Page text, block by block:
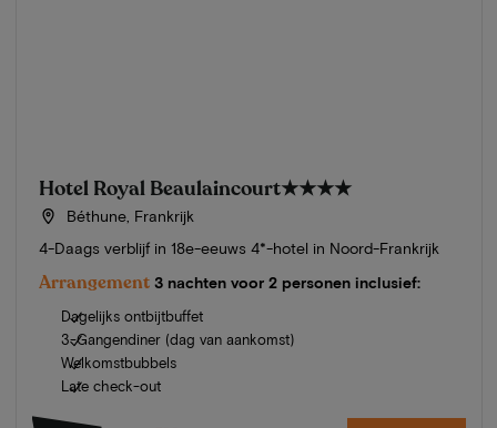
Hotel Royal Beaulaincourt★★★★
Béthune, Frankrijk
4-Daags verblijf in 18e-eeuws 4*-hotel in Noord-Frankrijk
Arrangement 3 nachten voor 2 personen inclusief:
Dagelijks ontbijtbuffet
3-Gangendiner (dag van aankomst)
Welkomstbubbels
Late check-out